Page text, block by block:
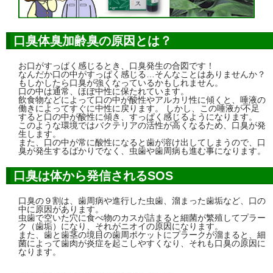
口臭体臭加齢臭の原因とは？
お口がすっぱく感じるとき、口臭発生の合図です！
なんだか口の中がすっぱく感じる…そんなことはありませんか？
もしかしたら口臭が強くなっているかもしれません。
口の中は通常、ほぼ中性に保たれています。
飲食物などによって口の中が酸性やアルカリ性に傾くと、唾液の
働きによってすぐに中性に戻ります。 しかし、この唾液が不足
すると口の中が酸性に傾き、すっぱく感じるようになります。
このような環境ではバクテリアの活性が高くなるため、口臭が発
生します。
また、口の中が常に酸性になると歯が溶け出してしまうので、口
臭が発生するばかりでなく、虫歯や歯周病も進む事になります。
口臭は体から発信されるSOS
口臭の９割は、歯周病や進行した虫歯、溜まった歯垢など、口の
中に原因があります。
虫歯で空いた穴に食べ物のカスが詰まると細菌が繁殖してプラー
ク（歯垢）になり、それがニオイの原因になります。
また、歯と歯茎の境目の歯周ポケットにプラークが溜まると、細
菌によって歯肉が炎症を起こしやすくなり、それも口臭の原因に
なります。